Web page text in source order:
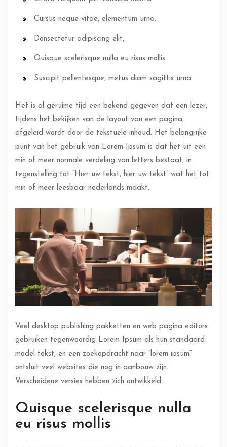
Cursus neque vitae, elementum urna.
Donsectetur adipiscing elit,
Quisque scelerisque nulla eu risus mollis
Suscipit pellentesque, metus diam sagittis urna
Het is al geruime tijd een bekend gegeven dat een lezer,
tijdens het bekijken van de layout van een pagina,
afgeleid wordt door de tekstuele inhoud. Het belangrijke
punt van het gebruik van Lorem Ipsum is dat het uit een
min of meer normale verdeling van letters bestaat, in
tegenstelling tot “Hier uw tekst, hier uw tekst” wat het tot
min of meer leesbaar nederlands maakt.
Veel desktop publishing pakketten en web pagina editors
gebruiken tegenwoordig Lorem Ipsum als hun standaard
model tekst, en een zoekopdracht naar “lorem ipsum”
ontsluit veel websites die nog in aanbouw zijn.
Verscheidene versies hebben zich ontwikkeld.
Quisque scelerisque nulla
eu risus mollis